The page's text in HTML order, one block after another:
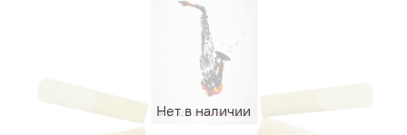
Нет в наличии